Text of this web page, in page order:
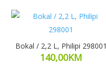
Bokal / 2,2 L, Philipi 298001
140,00KM